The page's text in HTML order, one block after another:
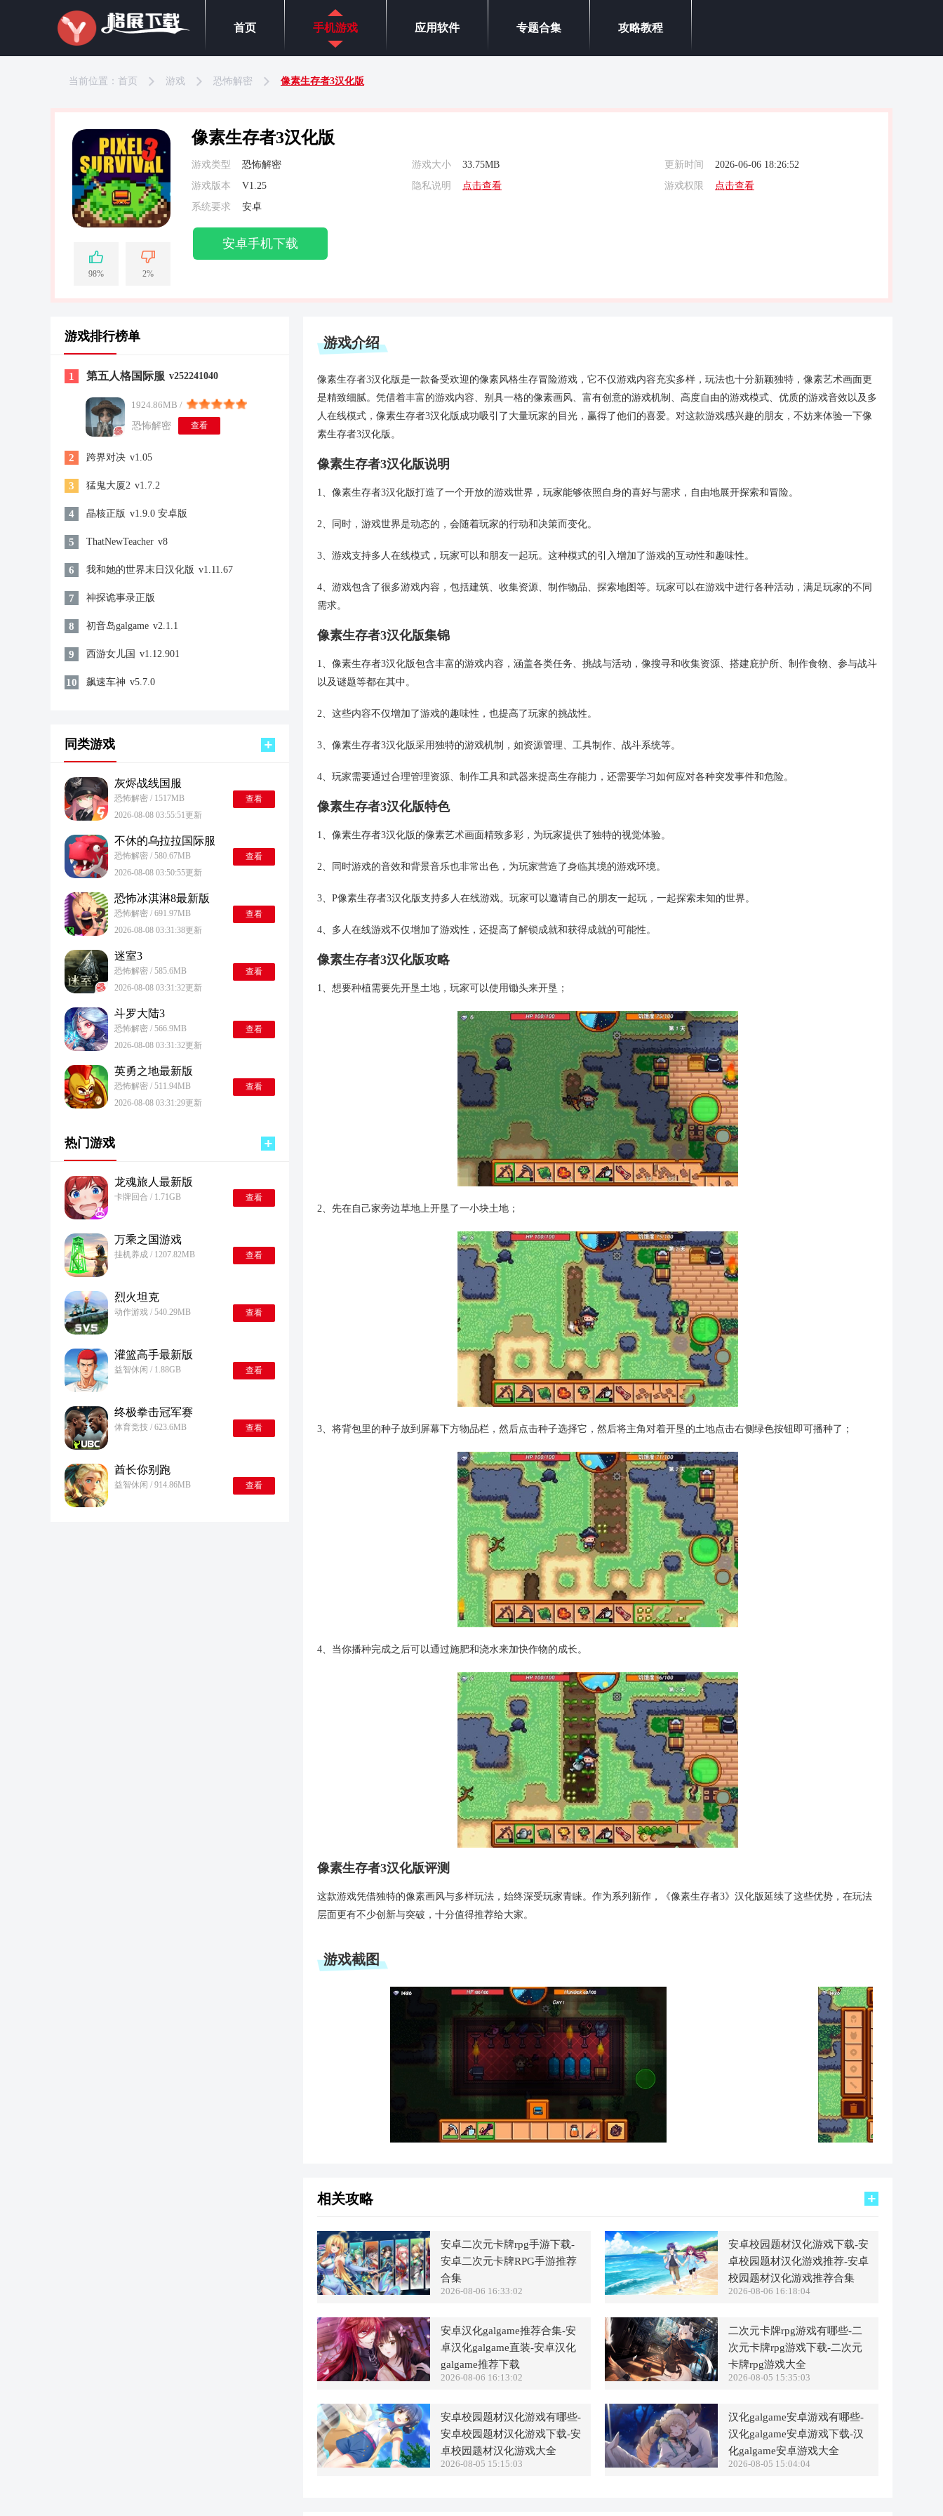
首页 手机游戏 应用软件 专题合集 攻略教程
当前位置： 首页 游戏 恐怖解密 像素生存者3汉化版
98% 2%
像素生存者3汉化版
游戏类型 恐怖解密 游戏大小 33.75MB 更新时间
2026-06-06 18:26:52
游戏版本
V1.25 隐私说明 点击查看 游戏权限
点击查看
系统要求
安卓
安卓手机下载
游戏排行榜单
1 第五人格国际服 v252241040
1924.86MB /
恐怖解密
查看
2 跨界对决 v1.05
3 猛鬼大厦2 v1.7.2
4 晶核正版 v1.9.0 安卓版
5 ThatNewTeacher v8
6 我和她的世界末日汉化版 v1.11.67
7 神探诡事录正版
8 初音岛galgame v2.1.1
9 西游女儿国 v1.12.901
10 飙速车神 v5.7.0
同类游戏
灰烬战线国服
恐怖解密 / 1517MB
2026-08-08 03:55:51更新
查看
不休的乌拉拉国际服
恐怖解密 / 580.67MB
2026-08-08 03:50:55更新
查看
恐怖冰淇淋8最新版
恐怖解密 / 691.97MB
2026-08-08 03:31:38更新
查看
迷室3
恐怖解密 / 585.6MB
2026-08-08 03:31:32更新
查看
斗罗大陆3
恐怖解密 / 566.9MB
2026-08-08 03:31:32更新
查看
英勇之地最新版
恐怖解密 / 511.94MB
2026-08-08 03:31:29更新
查看
热门游戏
龙魂旅人最新版
卡牌回合 / 1.71GB 查看
万乘之国游戏
挂机养成 / 1207.82MB 查看
烈火坦克
动作游戏 / 540.29MB 查看
灌篮高手最新版
益智休闲 / 1.88GB 查看
终极拳击冠军赛
体育竞技 / 623.6MB 查看
酋长你别跑
益智休闲 / 914.86MB 查看
游戏介绍
像素生存者3汉化版是一款备受欢迎的像素风格生存冒险游戏，它不仅游戏内容充实多样，玩法也十分新颖独特，像素艺术画面更
是精致细腻。凭借着丰富的游戏内容、别具一格的像素画风、富有创意的游戏机制、高度自由的游戏模式、优质的游戏音效以及多
人在线模式，像素生存者3汉化版成功吸引了大量玩家的目光，赢得了他们的喜爱。对这款游戏感兴趣的朋友，不妨来体验一下像
素生存者3汉化版。
像素生存者3汉化版说明
1、像素生存者3汉化版打造了一个开放的游戏世界，玩家能够依照自身的喜好与需求，自由地展开探索和冒险。
2、同时，游戏世界是动态的，会随着玩家的行动和决策而变化。
3、游戏支持多人在线模式，玩家可以和朋友一起玩。这种模式的引入增加了游戏的互动性和趣味性。
4、游戏包含了很多游戏内容，包括建筑、收集资源、制作物品、探索地图等。玩家可以在游戏中进行各种活动，满足玩家的不同
需求。
像素生存者3汉化版集锦
1、像素生存者3汉化版包含丰富的游戏内容，涵盖各类任务、挑战与活动，像搜寻和收集资源、搭建庇护所、制作食物、参与战斗
以及谜题等都在其中。
2、这些内容不仅增加了游戏的趣味性，也提高了玩家的挑战性。
3、像素生存者3汉化版采用独特的游戏机制，如资源管理、工具制作、战斗系统等。
4、玩家需要通过合理管理资源、制作工具和武器来提高生存能力，还需要学习如何应对各种突发事件和危险。
像素生存者3汉化版特色
1、像素生存者3汉化版的像素艺术画面精致多彩，为玩家提供了独特的视觉体验。
2、同时游戏的音效和背景音乐也非常出色，为玩家营造了身临其境的游戏环境。
3、P像素生存者3汉化版支持多人在线游戏。玩家可以邀请自己的朋友一起玩，一起探索未知的世界。
4、多人在线游戏不仅增加了游戏性，还提高了解锁成就和获得成就的可能性。
像素生存者3汉化版攻略
1、想要种植需要先开垦土地，玩家可以使用锄头来开垦；
2、先在自己家旁边草地上开垦了一小块土地；
3、将背包里的种子放到屏幕下方物品栏，然后点击种子选择它，然后将主角对着开垦的土地点击右侧绿色按钮即可播种了；
4、当你播种完成之后可以通过施肥和浇水来加快作物的成长。
像素生存者3汉化版评测
这款游戏凭借独特的像素画风与多样玩法，始终深受玩家青睐。作为系列新作，《像素生存者3》汉化版延续了这些优势，在玩法
层面更有不少创新与突破，十分值得推荐给大家。
游戏截图
相关攻略
安卓二次元卡牌rpg手游下载-
安卓二次元卡牌RPG手游推荐
合集
2026-08-06 16:33:02
安卓校园题材汉化游戏下载-安
卓校园题材汉化游戏推荐-安卓
校园题材汉化游戏推荐合集
2026-08-06 16:18:04
安卓汉化galgame推荐合集-安
卓汉化galgame直装-安卓汉化
galgame推荐下载
2026-08-06 16:13:02
二次元卡牌rpg游戏有哪些-二
次元卡牌rpg游戏下载-二次元
卡牌rpg游戏大全
2026-08-05 15:35:03
安卓校园题材汉化游戏有哪些-
安卓校园题材汉化游戏下载-安
卓校园题材汉化游戏大全
2026-08-05 15:15:03
汉化galgame安卓游戏有哪些-
汉化galgame安卓游戏下载-汉
化galgame安卓游戏大全
2026-08-05 15:04:04